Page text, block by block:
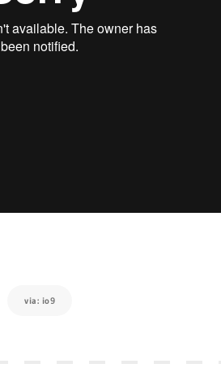
via: io9